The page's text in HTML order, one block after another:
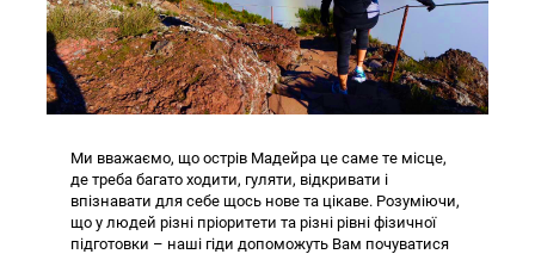
Ми вважаємо, що острів Мадейра це саме те місце,
де треба багато ходити, гуляти, відкривати і
впізнавати для себе щось нове та цікаве. Розуміючи,
що у людей різні пріоритети та різні рівні фізичної
підготовки – наші гіди допоможуть Вам почуватися